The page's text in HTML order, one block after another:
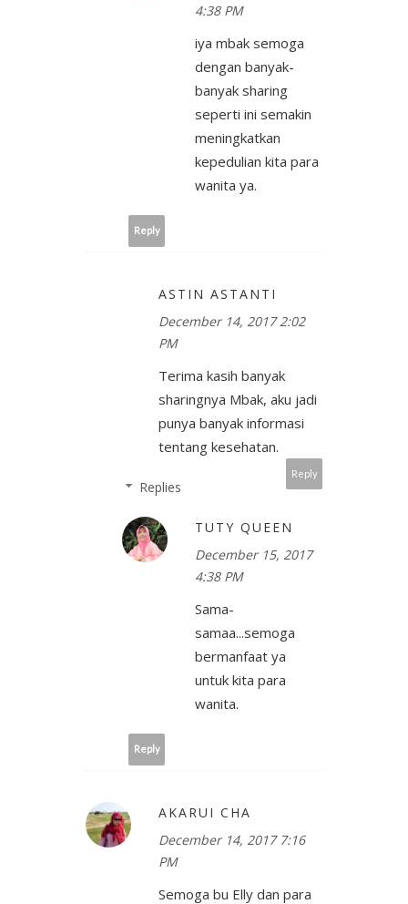
4:38 PM
iya mbak semoga
dengan banyak-
banyak sharing
seperti ini semakin
meningkatkan
kepedulian kita para
wanita ya.
Reply
ASTIN ASTANTI
December 14, 2017 2:02
PM
Terima kasih banyak
sharingnya Mbak, aku jadi
punya banyak informasi
tentang kesehatan.
Reply
Replies
TUTY QUEEN
December 15, 2017
4:38 PM
Sama-
samaa...semoga
bermanfaat ya
untuk kita para
wanita.
Reply
AKARUI CHA
December 14, 2017 7:16
PM
Semoga bu Elly dan para